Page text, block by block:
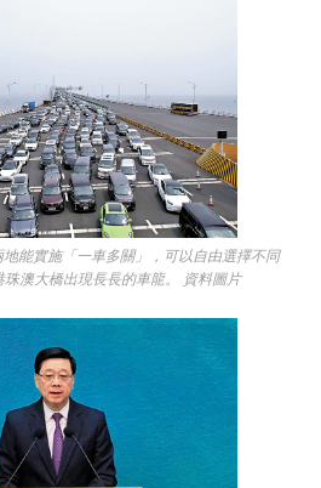
能實施「一車多關」，可以自由選擇不同
澳大橋出現長長的車龍。 資料圖片